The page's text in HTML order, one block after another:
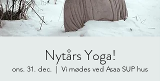
Nytårs Yoga!
ons. 31. dec.
  |
Vi mødes ved Asaa SUP hus